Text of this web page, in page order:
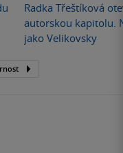
Radka Třeštíková
autorskou kapitolu.
jako Velikovsky